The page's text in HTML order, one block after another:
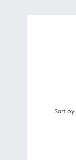
Sort by